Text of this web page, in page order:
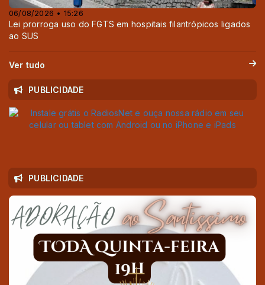
06/08/2026 • 15:26
Lei prorroga uso do FGTS em hospitais filantrópicos ligados
ao SUS
Ver tudo
PUBLICIDADE
PUBLICIDADE